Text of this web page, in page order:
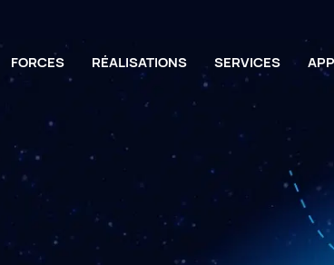
FORCES RÉALISATIONS SERVICES